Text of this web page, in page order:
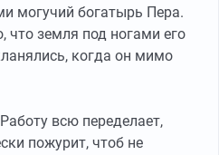
могучий богатырь Пера.
что земля под ногами его
когда он мимо
всю переделает,
пожурит, чтоб не